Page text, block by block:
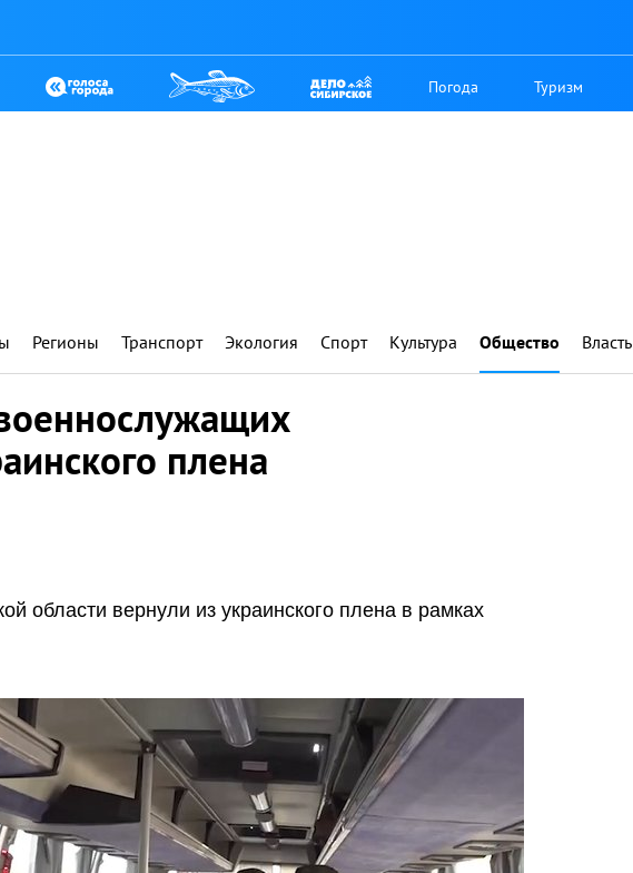
Погода Туризм
Регионы Транспорт Экология Спорт Культура Общество Власть
плена
области вернули из украинского плена в рамках